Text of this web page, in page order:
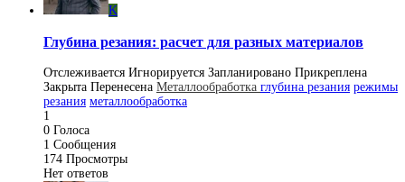
K
Глубина резания: расчет для разных материалов
Отслеживается Игнорируется Запланировано Прикреплена
Закрыта Перенесена Металлообработка глубина резания режимы
резания металлообработка
1
0 Голоса
1 Сообщения
174 Просмотры
Нет ответов